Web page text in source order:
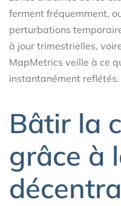
ferment fréquemment,
perturbations
à jour trimestrielles,
MapMetrics veille à ce
instantanément reflétés.
Bâtir la
grâce à